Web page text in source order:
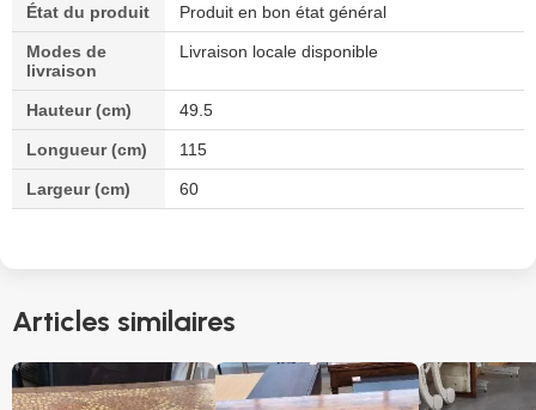
État du produit Produit en bon état général
Modes de
livraison
Livraison locale disponible
Hauteur (cm) 49.5
Longueur (cm) 115
Largeur (cm) 60
Articles similaires